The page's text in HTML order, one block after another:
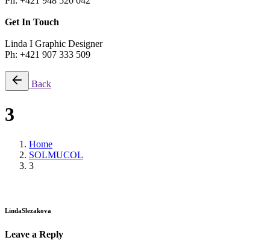
Get In Touch
Linda I Graphic Designer
Ph: +421 907 333 509
Back
3
Home
SOLMUCOL
3
LindaSlezakova
Leave a Reply